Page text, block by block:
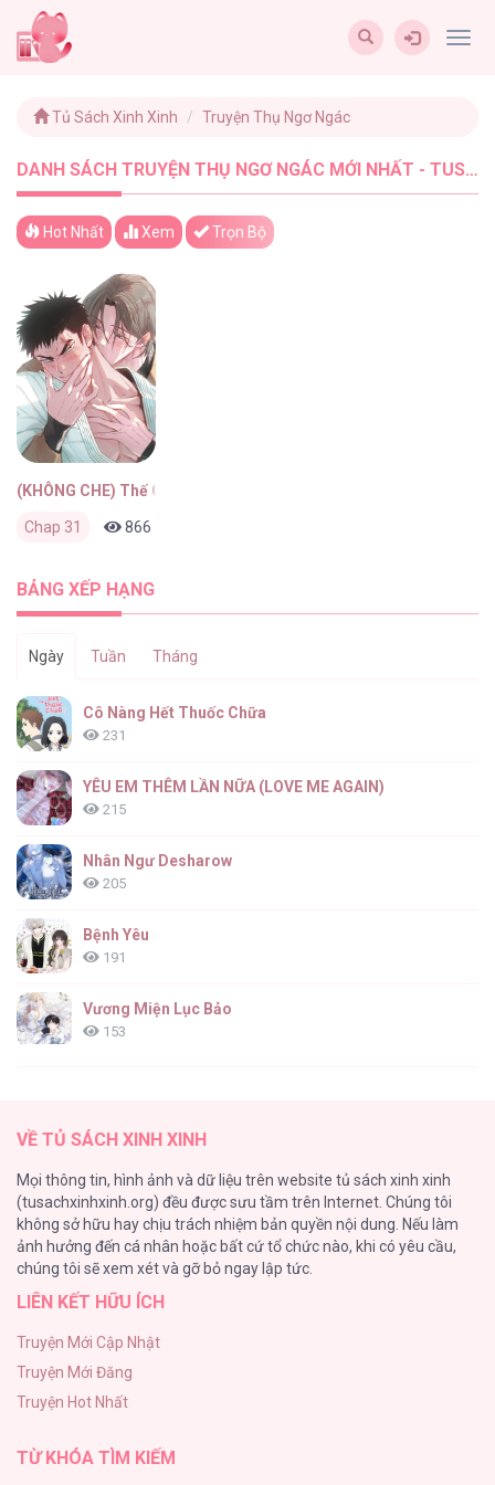
Tủ Sách Xinh Xinh Truyện Thụ Ngơ Ngác
DANH SÁCH TRUYỆN THỤ NGƠ NGÁC MỚI NHẤT - TUSACHXINHXINH (1)
Hot Nhất Xem Trọn Bộ
(KHÔNG CHE) Thế Giới Của Tôi
Chap 31 866
BẢNG XẾP HẠNG
Ngày Tuần Tháng
Cô Nàng Hết Thuốc Chữa
231
YÊU EM THÊM LẦN NỮA (LOVE ME AGAIN)
215
Nhân Ngư Desharow
205
Bệnh Yêu
191
Vương Miện Lục Bảo
153
132
ONESHOT CHỊCH
118
Kiếp Này Ta Sẽ Trở Thành Gia Chủ
Mùa Xuân Hoa Nở
103
VỀ TỦ SÁCH XINH XINH
Mọi thông tin, hình ảnh và dữ liệu trên website tủ sách xinh xinh
(tusachxinhxinh.org) đều được sưu tầm trên Internet. Chúng tôi
không sở hữu hay chịu trách nhiệm bản quyền nội dung. Nếu làm
ảnh hưởng đến cá nhân hoặc bất cứ tổ chức nào, khi có yêu cầu,
chúng tôi sẽ xem xét và gỡ bỏ ngay lập tức.
LIÊN KẾT HỮU ÍCH
Truyện Mới Cập Nhật
Truyện Mới Đăng
Truyện Hot Nhất
TỪ KHÓA TÌM KIẾM